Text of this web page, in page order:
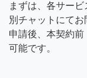
まずは、各サー
別チャットにて
申請後、本契約
可能です。